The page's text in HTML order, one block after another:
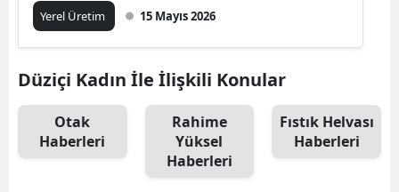
Yerel Üretim 15 Mayıs 2026
Düziçi Kadın İle İlişkili Konular
Otak
Haberleri
Rahime
Yüksel
Haberleri
Fıstık Helvası
Haberleri